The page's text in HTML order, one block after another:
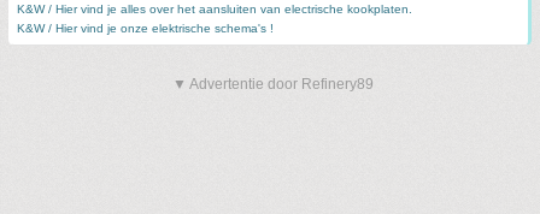
K&W / Hier vind je alles over het aansluiten van electrische kookplaten.
K&W / Hier vind je onze elektrische schema's !
▼ Advertentie door Refinery89